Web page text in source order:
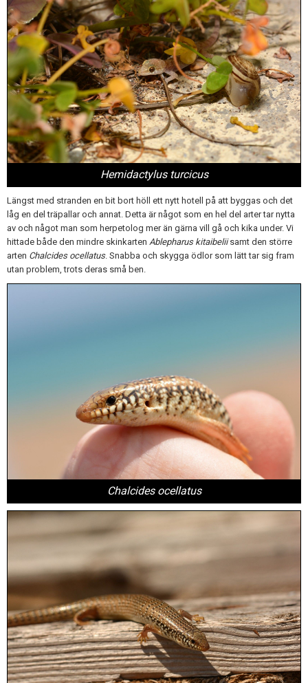
Hemidactylus turcicus
Längst med stranden en bit bort höll ett nytt hotell på att byggas och det
låg en del träpallar och annat. Detta är något som en hel del arter tar nytta
av och något man som herpetolog mer än gärna vill gå och kika under. Vi
hittade både den mindre skinkarten Ablepharus kitaibeliisamt den större
arten Chalcides ocellatus. Snabba och skygga ödlor som lätt tar sig fram
utan problem, trots deras små ben.
Chalcides ocellatus